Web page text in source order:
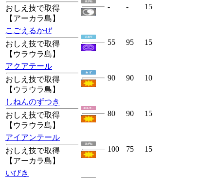
おしえ技で取得
【アーカラ島】
- - 15
こごえるかぜ
おしえ技で取得
【ウラウラ島】
55 95 15
アクアテール
おしえ技で取得
【ウラウラ島】
90 90 10
しねんのずつき
おしえ技で取得
【ウラウラ島】
80 90 15
アイアンテール
おしえ技で取得
【アーカラ島】
100 75 15
いびき